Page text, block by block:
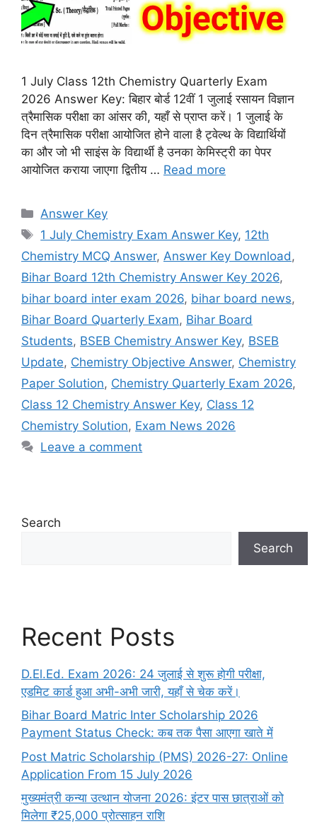
1 July Class 12th Chemistry Quarterly Exam
2026 Answer Key: बिहार बोर्ड 12वीं 1 जुलाई रसायन विज्ञान
त्रैमासिक परीक्षा का आंसर की, यहाँ से प्राप्त करें। 1 जुलाई के
दिन त्रैमासिक परीक्षा आयोजित होने वाला है ट्वेल्थ के विद्यार्थियों
का और जो भी साइंस के विद्यार्थी है उनका केमिस्ट्री का पेपर
आयोजित कराया जाएगा द्वितीय … Read more
Categories
Answer Key
Tags
1 July Chemistry Exam Answer Key, 12th
Chemistry MCQ Answer, Answer Key Download ,
Bihar Board 12th Chemistry Answer Key 2026,
bihar board inter exam 2026, bihar board news,
Bihar Board Quarterly Exam, Bihar Board
Students, BSEB Chemistry Answer Key, BSEB
Update, Chemistry Objective Answer, Chemistry
Paper Solution, Chemistry Quarterly Exam 2026,
Class 12 Chemistry Answer Key, Class 12
Chemistry Solution, Exam News 2026
Leave a comment
Search
Search
Recent Posts
D.El.Ed. Exam 2026: 24 जुलाई से शुरू होगी परीक्षा,
एडमिट कार्ड हुआ अभी-अभी जारी, यहाँ से चेक करें।
Bihar Board Matric Inter Scholarship 2026
Payment Status Check: कब तक पैसा आएगा खाते में
Post Matric Scholarship (PMS) 2026-27: Online
Application From 15 July 2026
मुख्यमंत्री कन्या उत्थान योजना 2026: इंटर पास छात्राओं को
मिलेगा ₹25,000 प्रोत्साहन राशि